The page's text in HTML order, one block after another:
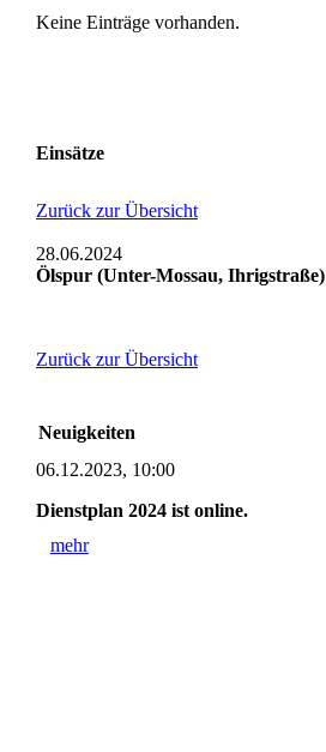
Keine Einträge vorhanden.
Einsätze
Zurück zur Übersicht
28.06.2024
Ölspur (Unter-Mossau, Ihrigstraße)
Zurück zur Übersicht
Neuigkeiten
06.12.2023, 10:00
Dienstplan 2024 ist online.
mehr